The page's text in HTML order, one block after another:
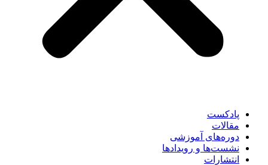
پادکست
مقالات
دوره‌های آموزشی
نشست‌ها و رویدادها
انتشارات